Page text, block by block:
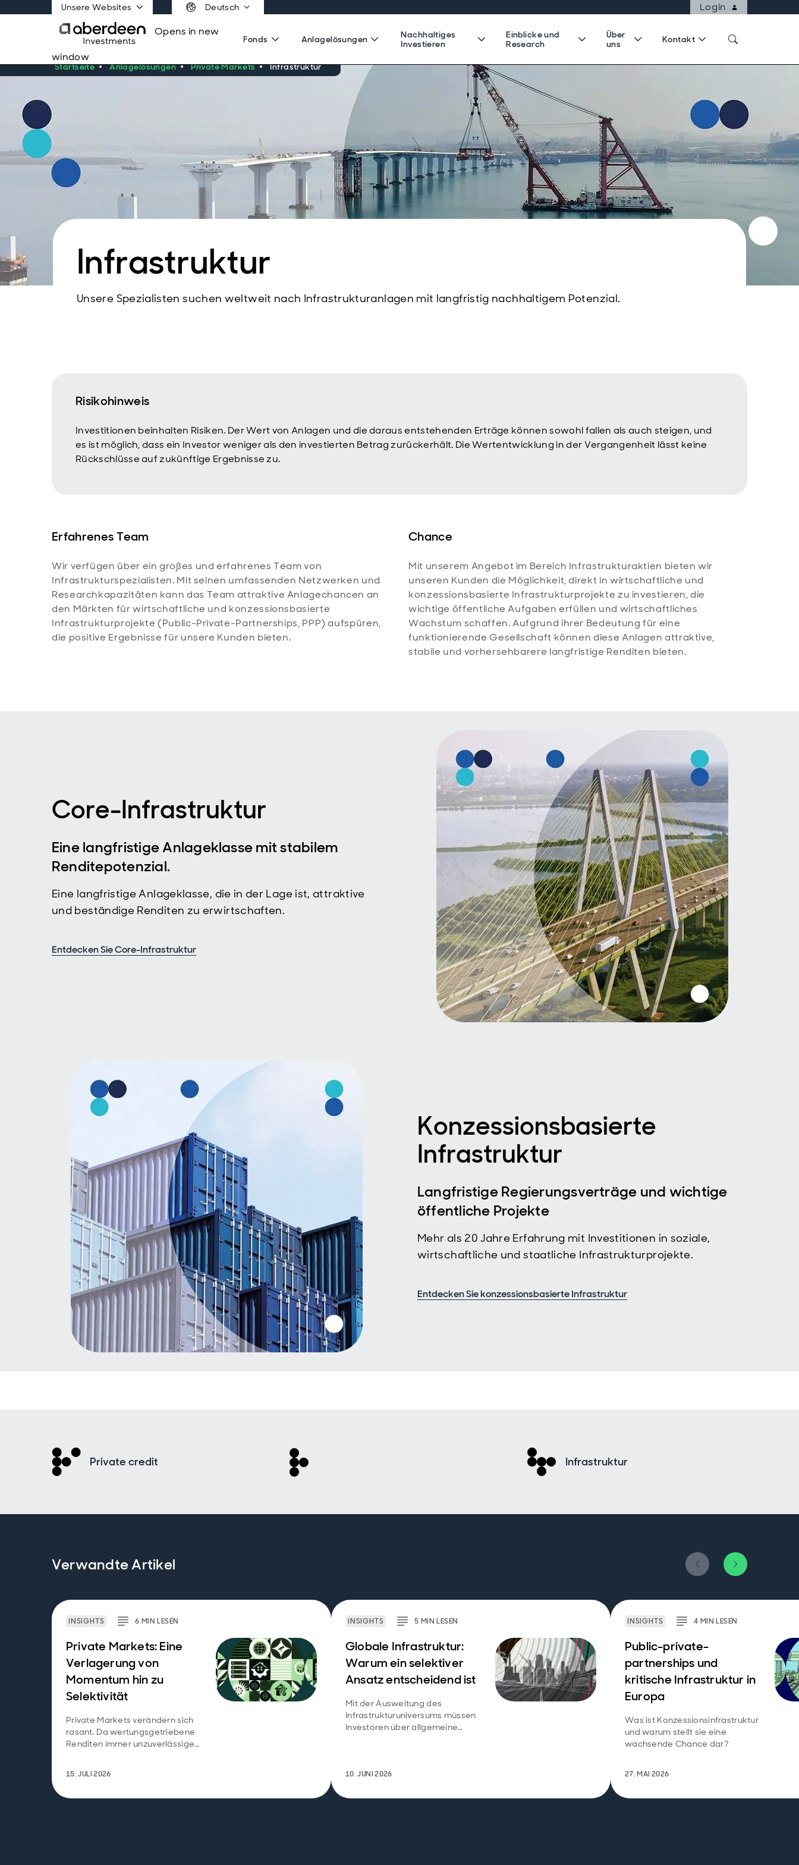
Unsere Websites Deutsch
Login
Opens in new
window
Fonds Anlagelösungen
Nachhaltiges
Investieren
Einblicke und
Research
Über
uns
Kontakt
Startseite Anlagelösungen Private Markets Infrastruktur
Infrastruktur
Unsere Spezialisten suchen weltweit nach Infrastrukturanlagen mit langfristig nachhaltigem Potenzial.
Risikohinweis
Investitionen beinhalten Risiken. Der Wert von Anlagen und die daraus entstehenden Erträge können sowohl fallen als auch steigen, und
es ist möglich, dass ein Investor weniger als den investierten Betrag zurückerhält. Die Wertentwicklung in der Vergangenheit lässt keine
Rückschlüsse auf zukünftige Ergebnisse zu.
Erfahrenes Team
Wir verfügen über ein großes und erfahrenes Team von
Infrastrukturspezialisten. Mit seinen umfassenden Netzwerken und
Researchkapazitäten kann das Team attraktive Anlagechancen an
den Märkten für wirtschaftliche und konzessionsbasierte
Infrastrukturprojekte (Public-Private-Partnerships, PPP) aufspüren,
die positive Ergebnisse für unsere Kunden bieten.
Chance
Mit unserem Angebot im Bereich Infrastrukturaktien bieten wir
unseren Kunden die Möglichkeit, direkt in wirtschaftliche und
konzessionsbasierte Infrastrukturprojekte zu investieren, die
wichtige öffentliche Aufgaben erfüllen und wirtschaftliches
Wachstum schaffen. Aufgrund ihrer Bedeutung für eine
funktionierende Gesellschaft können diese Anlagen attraktive,
stabile und vorhersehbarere langfristige Renditen bieten.
Core-Infrastruktur
Eine langfristige Anlageklasse mit stabilem
Renditepotenzial.
Eine langfristige Anlageklasse, die in der Lage ist, attraktive
und beständige Renditen zu erwirtschaften.
Entdecken Sie Core-Infrastruktur
Konzessionsbasierte
Infrastruktur
Langfristige Regierungsverträge und wichtige
öffentliche Projekte
Mehr als 20 Jahre Erfahrung mit Investitionen in soziale,
wirtschaftliche und staatliche Infrastrukturprojekte.
Entdecken Sie konzessionsbasierte Infrastruktur
Private credit Infrastruktur
Verwandte Artikel
INSIGHTS 6 MINLESEN
Private Markets: Eine
Verlagerung von
Momentum hin zu
Selektivität
Private Markets verändern sich
rasant. Da wertungsgetriebene
Renditen immer unzuverlässiger
nun?
15. JULI 2026
INSIGHTS 5 MINLESEN
Globale Infrastruktur:
Warum ein selektiver
Ansatz entscheidend ist
Mit der Ausweitung des
Infrastrukturuniversums müssen
Investoren über allgemeine
aufweisen, die
attraktiv machen.
10. JUNI 2026
INSIGHTS 4 MINLESEN
Public-private-
partnerships und
kritische Infrastruktur in
Europa
Was ist Konzessionsinfrastruktur
und warum stellt sie eine
wachsende Chance dar?
27. MAI 2026